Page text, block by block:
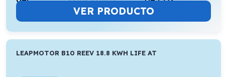
VER PRODUCTO
LEAPMOTOR B10 REEV 18.8 KWH LIFE AT